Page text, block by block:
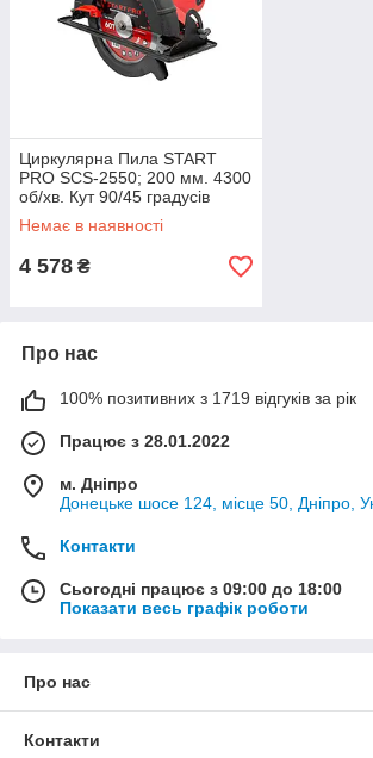
Циркулярна Пила START
PRO SCS-2550; 200 мм. 4300
об/хв. Кут 90/45 градусів
Немає в наявності
4 578 ₴
Про нас
100% позитивних з 1719 відгуків за рік
Працює з 28.01.2022
м. Дніпро
Донецьке шосе 124, місце 50, Дніпро,
Контакти
Сьогодні працює з 09:00 до 18:00
Показати весь графік роботи
Про нас
Контакти